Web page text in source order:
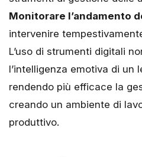
Monitorare l’andamento
intervenire
L’uso di strumenti digitali
l’intelligenza emotiva di un
rendendo più efficace la
creando un ambiente di
produttivo.